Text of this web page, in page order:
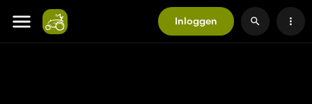
Inloggen